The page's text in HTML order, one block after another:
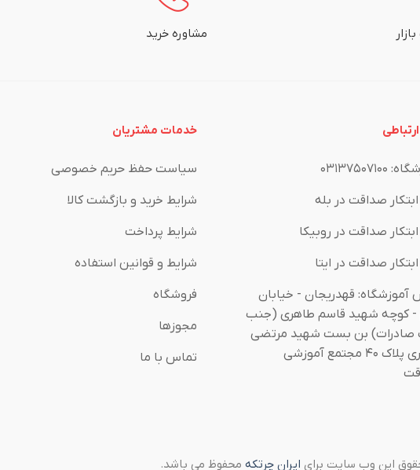
مشاوره خرید
ابتکار صداقت در بله
ابتکار صداقت در روبیکا
ابتکار صداقت در ایتا
آموزشگاه: قهدریجان - خیابان
- کوچه شهید قاسم طاهری (جنب
صادرات) بن بست شهید مرتضی
طاهری پلاک ۴۰ مجتمع آموزشی
خدمات مشتریان
سیاست حفظ حریم خصوصی
شرایط خرید و بازگشت کالا
شرایط پرداخت
شرایط و قوانین استفاده
فروشگاه
مجوزها
تماس با ما
این وب سایت برای ایران چرتکه محفوظ می باشد.